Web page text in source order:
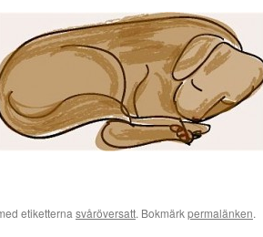
etiketterna svåröversatt. Bokmärkpermalänken.